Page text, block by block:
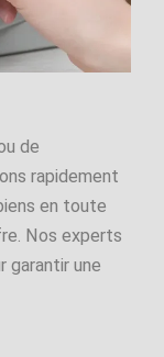
de
rapidement
en toute
Nos experts
garantir une